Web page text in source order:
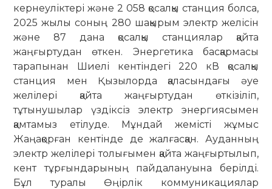
кернеуліктері және 2 058 қосалқы станция болса,
2025 жылы соның 280 шақырым электр желісін
және 87 дана қосалқы станциялар қайта
жаңғыртудан өткен. Энергетика басқармасы
тарапынан Шиелі кентіндегі 220 кВ қосалқы
станция мен Қызылорда қаласындағы әуе
желілері қайта жаңғыртудан өткізіліп,
тұтынушылар үздіксіз электр энергиясымен
қамтамыз етілуде. Мұндай жемісті жұмыс
Жаңақорған кентінде де жалғасқан. Ауданның
электр желілері толығымен қайта жаңғыртылып,
кент тұрғындарының пайдалануына берілді.
Бұл туралы Өңірлік коммуникациялар